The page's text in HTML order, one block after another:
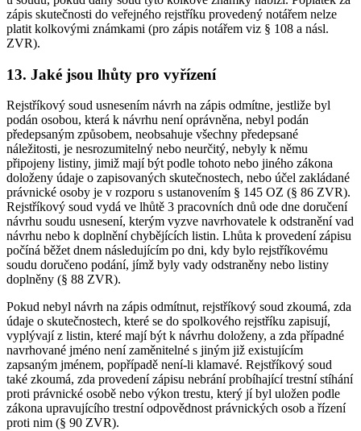
zápis skutečnosti do veřejného rejstříku provedený notářem nelze
platit kolkovými známkami (pro zápis notářem viz § 108 a násl.
ZVR).
13. Jaké jsou lhůty pro vyřízení
Rejstříkový soud usnesením návrh na zápis odmítne, jestliže byl
podán osobou, která k návrhu není oprávněna, nebyl podán
předepsaným způsobem, neobsahuje všechny předepsané
náležitosti, je nesrozumitelný nebo neurčitý, nebyly k němu
připojeny listiny, jimiž mají být podle tohoto nebo jiného zákona
doloženy údaje o zapisovaných skutečnostech, nebo účel zakládané
právnické osoby je v rozporu s ustanovením § 145 OZ (§ 86 ZVR).
Rejstříkový soud vydá ve lhůtě 3 pracovních dnů ode dne doručení
návrhu soudu usnesení, kterým vyzve navrhovatele k odstranění vad
návrhu nebo k doplnění chybějících listin. Lhůta k provedení zápisu
počíná běžet dnem následujícím po dni, kdy bylo rejstříkovému
soudu doručeno podání, jímž byly vady odstraněny nebo listiny
doplněny (§ 88 ZVR).
Pokud nebyl návrh na zápis odmítnut, rejstříkový soud zkoumá, zda
údaje o skutečnostech, které se do spolkového rejstříku zapisují,
vyplývají z listin, které mají být k návrhu doloženy, a zda případné
navrhované jméno není zaměnitelné s jiným již existujícím
zapsaným jménem, popřípadě není-li klamavé. Rejstříkový soud
také zkoumá, zda provedení zápisu nebrání probíhající trestní stíhání
proti právnické osobě nebo výkon trestu, který jí byl uložen podle
zákona upravujícího trestní odpovědnost právnických osob a řízení
proti nim (§ 90 ZVR).